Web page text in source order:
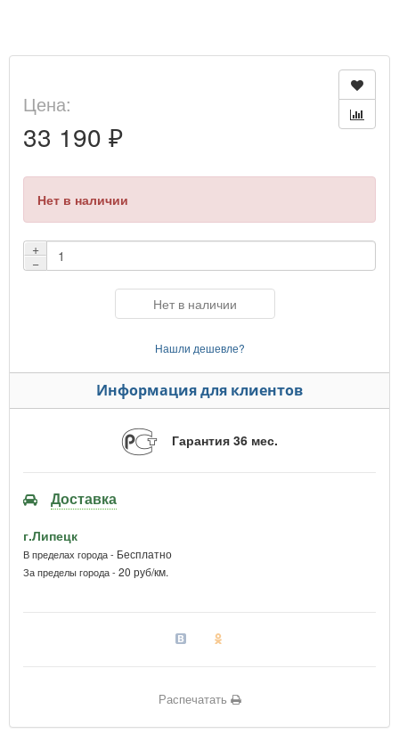
Цена:
33 190 ₽
Нет в наличии
+
−
Нет в наличии
Нашли дешевле?
Информация для клиентов
Гарантия 36 мес.
Доставка
г.Липецк
В пределах города - Бесплатно
За пределы города - 20 руб/км.
Распечатать